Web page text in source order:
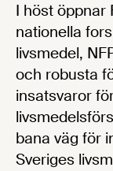
I höst öppnar
nationella
livsmedel,
och robusta
insatsvaror
bana väg för
Sveriges